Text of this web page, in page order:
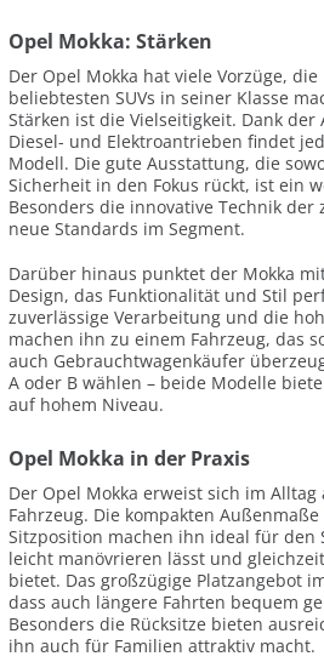
Opel Mokka: Stärken
Der Opel Mokka hat viele Vorzüge,
beliebtesten SUVs in seiner Klasse
Stärken ist die Vielseitigkeit. Dank der
Diesel- und Elektroantrieben findet
Modell. Die gute Ausstattung, die
Sicherheit in den Fokus rückt, ist ein
Besonders die innovative Technik der
neue Standards im Segment.
Darüber hinaus punktet der Mokka
Design, das Funktionalität und Stil
zuverlässige Verarbeitung und die
machen ihn zu einem Fahrzeug, das
auch Gebrauchtwagenkäufer
A oder B wählen – beide Modelle
auf hohem Niveau.
Opel Mokka in der Praxis
Der Opel Mokka erweist sich im
Fahrzeug. Die kompakten
Sitzposition machen ihn ideal für den
leicht manövrieren lässt und
bietet. Das großzügige Platzangebot
dass auch längere Fahrten bequem
Besonders die Rücksitze bieten
ihn auch für Familien attraktiv macht.